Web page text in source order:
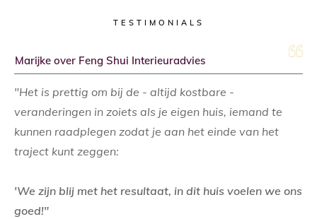
TESTIMONIALS
Marijke over Feng Shui Interieuradvies
"Het is prettig om bij de - altijd kostbare -
veranderingen in zoiets als je eigen huis, iemand te
kunnen raadplegen zodat je aan het einde van het
traject kunt zeggen:
'We zijn blij met het resultaat, in dit huis voelen we ons
goed!"